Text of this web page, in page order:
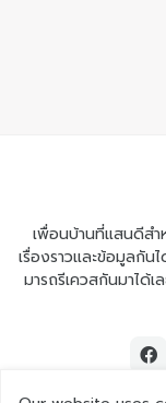
เพื่อนบ้านที่แสนดีสำ
เรื่องราวและข้อมูลกันไ
มารถรีเควสกันมาได้เ